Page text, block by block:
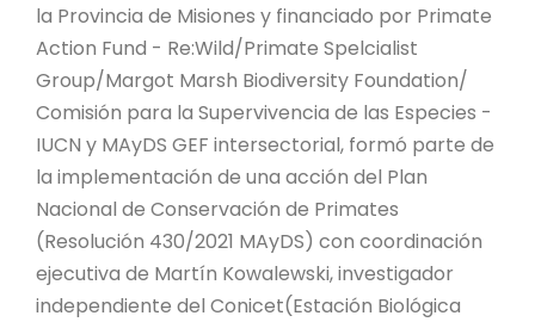
la Provincia de Misiones y financiado por Primate
Action Fund - Re:Wild/Primate Spelcialist
Group/Margot Marsh Biodiversity Foundation/
Comisión para la Supervivencia de las Especies -
IUCN y MAyDS GEF intersectorial, formó parte de
la implementación de una acción del Plan
Nacional de Conservación de Primates
(Resolución 430/2021 MAyDS) con coordinación
ejecutiva de Martín Kowalewski, investigador
independiente del Conicet(Estación Biológica